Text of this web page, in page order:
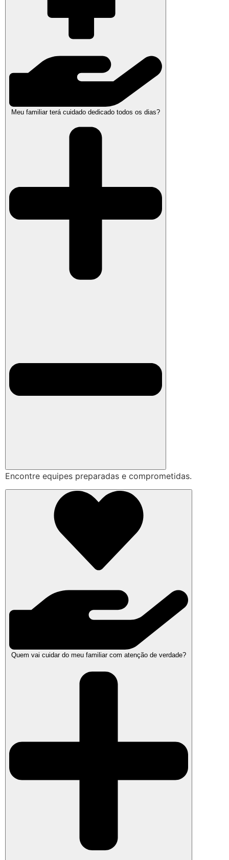
Meu familiar terá cuidado dedicado todos os dias?
Encontre equipes preparadas e comprometidas.
Quem vai cuidar do meu familiar com atenção de verdade?